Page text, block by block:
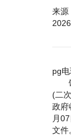
来源
pg
饶
(二
政府
月
文件